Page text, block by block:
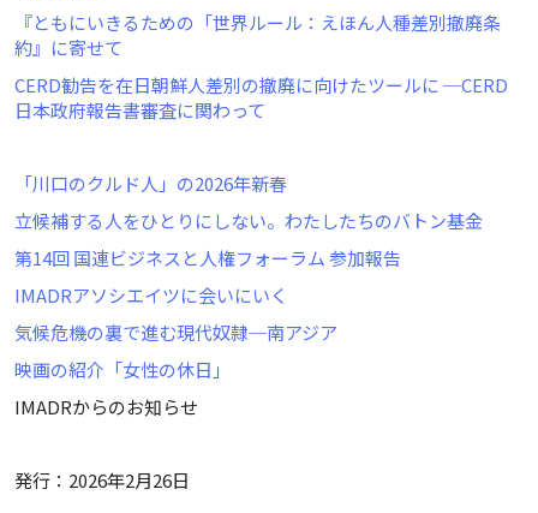
『ともにいきるための「世界ルール：えほん人種差別撤廃条
約』に寄せて
CERD勧告を在日朝鮮人差別の撤廃に向けたツールに ─CERD
日本政府報告書審査に関わって
「川口のクルド人」の2026年新春
立候補する人をひとりにしない。わたしたちのバトン基金
第14回 国連ビジネスと人権フォーラム 参加報告
IMADRアソシエイツに会いにいく
気候危機の裏で進む現代奴隷─南アジア
映画の紹介「女性の休日」
IMADRからのお知らせ
発行：2026年2月26日